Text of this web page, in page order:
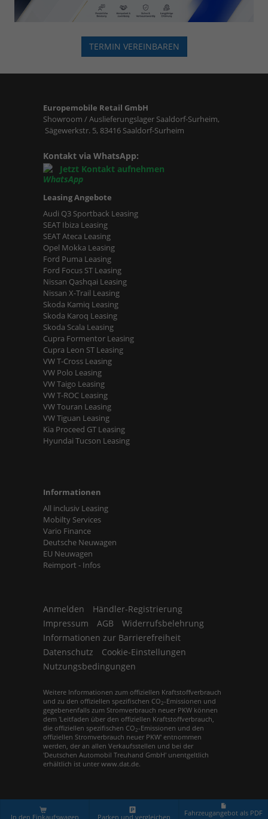
In den Einkaufswagen Parken und vergleichen
Fahrzeugangebot als PDF
TERMIN VEREINBAREN
Europemobile Retail GmbH
Showroom / Auslieferungslager Saaldorf-Surheim,
Sägewerkstr. 5, 83416 Saaldorf-Surheim
Kontakt via WhatsApp:
Jetzt Kontakt aufnehmen
Leasing Angebote
Audi Q3 Sportback Leasing
SEAT Ibiza Leasing
SEAT Ateca Leasing
Opel Mokka Leasing
Ford Puma Leasing
Ford Focus ST Leasing
Nissan Qashqai Leasing
Nissan X-Trail Leasing
Skoda Kamiq Leasing
Skoda Karoq Leasing
Skoda Scala Leasing
Cupra Formentor Leasing
Cupra Leon ST Leasing
VW T-Cross Leasing
VW Polo Leasing
VW Taigo Leasing
VW T-ROC Leasing
VW Touran Leasing
VW Tiguan Leasing
Kia Proceed GT Leasing
Hyundai Tucson Leasing
Informationen
All inclusiv Leasing
Mobilty Services
Vario Finance
Deutsche Neuwagen
EU Neuwagen
Reimport - Infos
Anmelden
Händler-Registrierung
Impressum
AGB
Widerrufsbelehrung
Informationen zur Barrierefreiheit
Datenschutz
Cookie-Einstellungen
Nutzungsbedingungen
Weitere Informationen zum offiziellen Kraftstoffverbrauch
und zu den offiziellen spezifischen CO2-Emissionen und
gegebenenfalls zum Stromverbrauch neuer PKW können
dem 'Leitfaden über den offiziellen Kraftstoffverbrauch,
die offiziellen spezifischen CO2-Emissionen und den
offiziellen Stromverbrauch neuer PKW' entnommen
werden, der an allen Verkaufsstellen und bei der
'Deutschen Automobil Treuhand GmbH' unentgeltlich
erhältlich ist unter www.dat.de.
80802
München,+49 (0)89 / 21 52 62 50